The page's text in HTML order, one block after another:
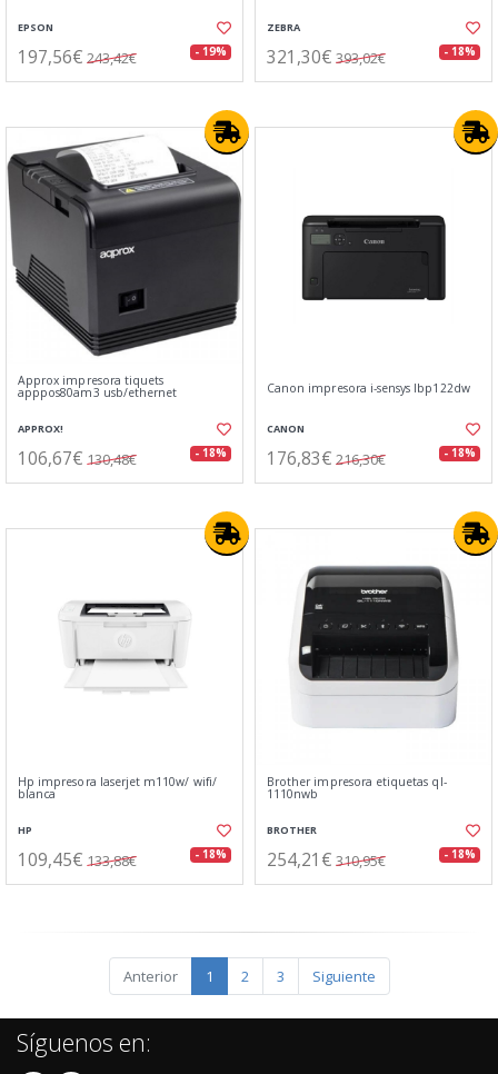
EPSON
197,56€ 243,42€ - 19%
ZEBRA
321,30€ 393,02€ - 18%
Approx impresora tiquets
apppos80am3 usb/ethernet
APPROX!
106,67€ 130,48€ - 18%
Canon impresora i-sensys lbp122dw
CANON
176,83€ 216,30€ - 18%
Hp impresora laserjet m110w/ wifi/
blanca
HP
109,45€ 133,88€ - 18%
Brother impresora etiquetas ql-
1110nwb
BROTHER
254,21€ 310,95€ - 18%
Anterior 1 2 3 Siguiente
Síguenos en: